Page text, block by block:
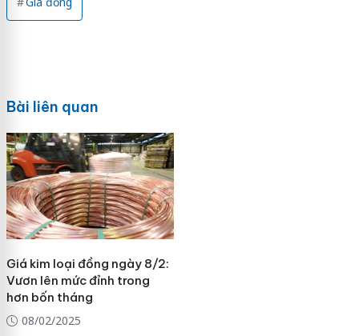
Bài liên quan
Giá kim loại đồng ngày 8/2:
Vươn lên mức đỉnh trong
hơn bốn tháng
08/02/2025